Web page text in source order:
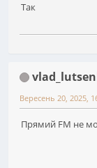
Так
Вересень 20, 2025,
Прямий FM не